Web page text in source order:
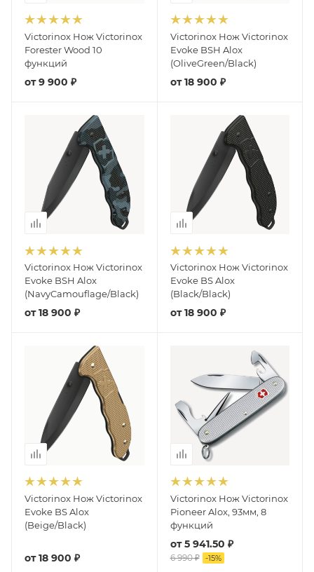
Victorinox Нож Victorinox
Forester Wood 10
функций
от9 900 ₽
Victorinox Нож Victorinox
Evoke BSH Alox
(OliveGreen/Black)
от18 900 ₽
Victorinox Нож Victorinox
Evoke BSH Alox
(NavyCamouflage/Black)
от18 900 ₽
Victorinox Нож Victorinox
Evoke BS Alox
(Black/Black)
от18 900 ₽
Victorinox Нож Victorinox
Evoke BS Alox
(Beige/Black)
от18 900 ₽
Victorinox Нож Victorinox
Pioneer Alox, 93мм, 8
функций
от5 941.50 ₽
6 990 ₽ -15%